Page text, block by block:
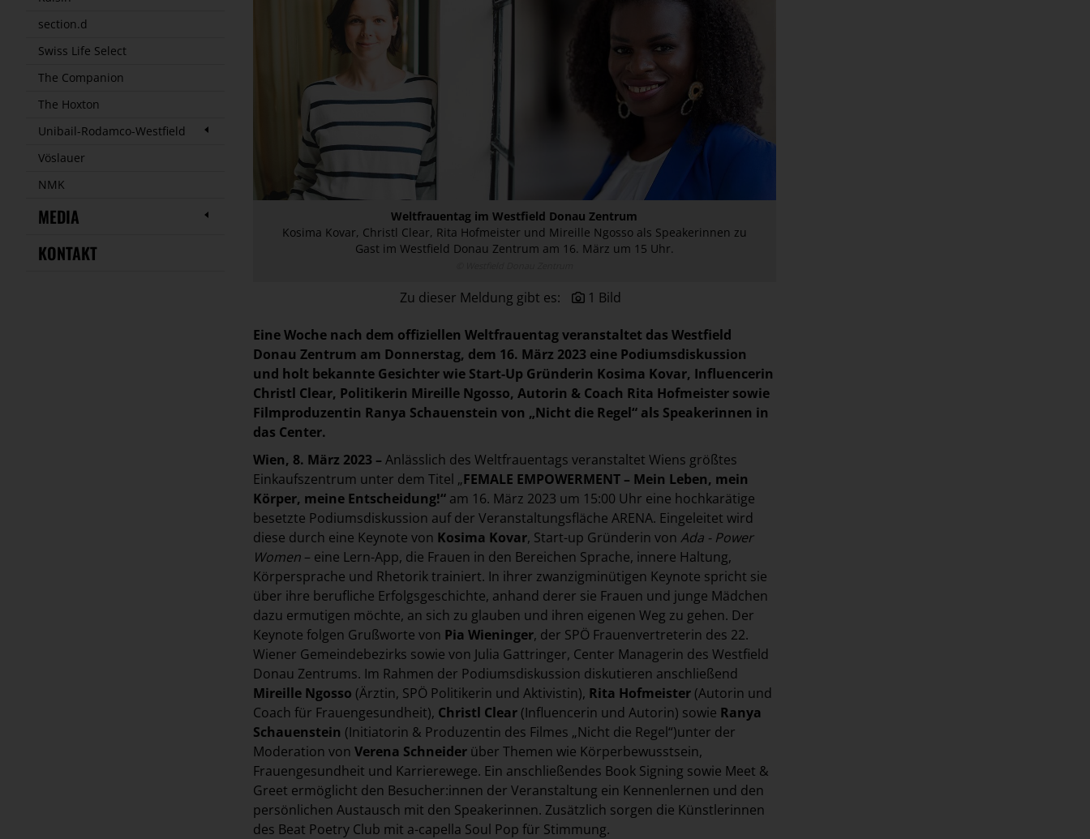
section.d
Swiss Life Select
The Companion
The Hoxton
Unibail-Rodamco-Westfield
Vöslauer
NMK
MEDIA
KONTAKT
Weltfrauentag im Westfield Donau Zentrum
Kosima Kovar, Christl Clear, Rita Hofmeister und Mireille Ngosso als Speakerinnen zu
Gast im Westfield Donau Zentrum am 16. März um 15 Uhr.
Zu dieser Meldung gibt es: 1 Bild
Eine Woche nach dem offiziellen Weltfrauentag veranstaltet das Westfield
Donau Zentrum am Donnerstag, dem 16. März 2023 eine Podiumsdiskussion
und holt bekannte Gesichter wie Start-Up Gründerin Kosima Kovar, Influencerin
Christl Clear, Politikerin Mireille Ngosso, Autorin & Coach Rita Hofmeister sowie
Filmproduzentin Ranya Schauenstein von „Nicht die Regel“ als Speakerinnen in
das Center.
Wien, 8. März 2023 – Anlässlich des Weltfrauentags veranstaltet Wiens größtes
Einkaufszentrum unter dem Titel „FEMALE EMPOWERMENT – Mein Leben, mein
Körper, meine Entscheidung!“ am 16. März 2023 um 15:00 Uhr eine hochkarätige
besetzte Podiumsdiskussion auf der Veranstaltungsfläche ARENA. Eingeleitet wird
diese durch eine Keynote von Kosima Kovar, Start-up Gründerin von Ada - Power
Women – eine Lern-App, die Frauen in den Bereichen Sprache, innere Haltung,
Körpersprache und Rhetorik trainiert. In ihrer zwanzigminütigen Keynote spricht sie
über ihre berufliche Erfolgsgeschichte, anhand derer sie Frauen und junge Mädchen
dazu ermutigen möchte, an sich zu glauben und ihren eigenen Weg zu gehen. Der
Keynote folgen Grußworte von Pia Wieninger, der SPÖ Frauenvertreterin des 22.
Wiener Gemeindebezirks sowie von Julia Gattringer, Center Managerin des Westfield
Donau Zentrums. Im Rahmen der Podiumsdiskussion diskutieren anschließend
Mireille Ngosso (Ärztin, SPÖ Politikerin und Aktivistin), Rita Hofmeister (Autorin und
Coach für Frauengesundheit), Christl Clear (Influencerin und Autorin) sowie Ranya
Schauenstein (Initiatorin & Produzentin des Filmes „Nicht die Regel“)unter der
Moderation von Verena Schneider über Themen wie Körperbewusstsein,
Frauengesundheit und Karrierewege. Ein anschließendes Book Signing sowie Meet &
Greet ermöglicht den Besucher:innen der Veranstaltung ein Kennenlernen und den
persönlichen Austausch mit den Speakerinnen. Zusätzlich sorgen die Künstlerinnen
des Beat Poetry Club mit a-capella Soul Pop für Stimmung.